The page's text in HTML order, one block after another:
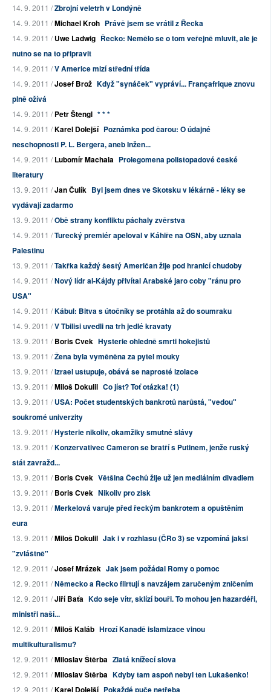
14. 9. 2011 /Zbrojní veletrh v Londýně
14. 9. 2011 /Michael Kroh Právě jsem se vrátil z Řecka
14. 9. 2011 /Uwe Ladwig Řecko: Nemělo se o tom veřejně mluvit, ale je
nutno se na to připravit
14. 9. 2011 /V Americe mizí střední třída
14. 9. 2011 /Josef Brož Když "synáček" vypráví... Françafrique znovu
plně ožívá
14. 9. 2011 /Petr Štengl * * *
14. 9. 2011 /Karel Dolejší Poznámka pod čarou: O údajné
neschopnosti P. L. Bergera, aneb Inžen...
14. 9. 2011 /Lubomír Machala Prolegomena polistopadové české
literatury
13. 9. 2011 /Jan Čulík Byl jsem dnes ve Skotsku v lékárně - léky se
vydávají zadarmo
13. 9. 2011 /Obě strany konfliktu páchaly zvěrstva
14. 9. 2011 /Turecký premiér apeloval v Káhiře na OSN, aby uznala
Palestinu
13. 9. 2011 /Takřka každý šestý Američan žije pod hranicí chudoby
14. 9. 2011 /Nový lídr al-Kájdy přivítal Arabské jaro coby "ránu pro
USA"
14. 9. 2011 /Kábul: Bitva s útočníky se protáhla až do soumraku
14. 9. 2011 /V Tbilisi uvedli na trh jedlé kravaty
13. 9. 2011 /Boris Cvek Hysterie ohledně smrti hokejistů
13. 9. 2011 /Žena byla vyměněna za pytel mouky
13. 9. 2011 /Izrael ustupuje, obává se naprosté izolace
13. 9. 2011 /Miloš Dokulil Co jíst? Toť otázka! (1)
13. 9. 2011 /USA: Počet studentských bankrotů narůstá, "vedou"
soukromé univerzity
13. 9. 2011 /Hysterie nikoliv, okamžiky smutné slávy
13. 9. 2011 /Konzervativec Cameron se bratří s Putinem, jenže ruský
stát zavražd...
13. 9. 2011 /Boris Cvek Většina Čechů žije už jen mediálním divadlem
13. 9. 2011 /Boris Cvek Nikoliv pro zisk
13. 9. 2011 /Merkelová varuje před řeckým bankrotem a opuštěním
eura
13. 9. 2011 /Miloš Dokulil Jak i v rozhlasu (ČRo 3) se vzpomíná jaksi
"zvláštně"
12. 9. 2011 /Josef Mrázek Jak jsem požádal Romy o pomoc
12. 9. 2011 /Německo a Řecko flirtují s navzájem zaručeným zničením
12. 9. 2011 /Jiří Baťa Kdo seje vítr, sklízí bouři. To mohou jen hazardéři,
ministři naší...
12. 9. 2011 /Miloš Kaláb Hrozí Kanadě islamizace vinou
multikulturalismu?
12. 9. 2011 /Miloslav Štěrba Zlatá knížecí slova
12. 9. 2011 /Miloslav Štěrba Kdyby tam aspoň nebyl ten Lukašenko!
12. 9. 2011 /Karel Dolejší Pokaždé puče netřeba